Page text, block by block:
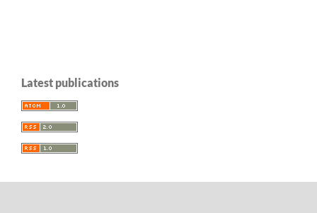
Latest publications